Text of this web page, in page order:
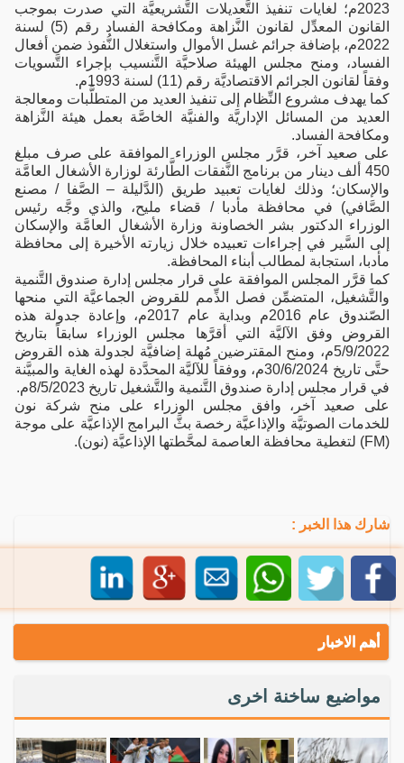
2023م؛ لغايات تنفيذ التَّعديلات التَّشريعيَّة التي صدرت بموجب
القانون المعدِّل لقانون النَّزاهة ومكافحة الفساد رقم (5) لسنة
2022م، بإضافة جرائم غسل الأموال واستغلال النُّفوذ ضمن أفعال
الفساد، ومنح مجلس الهيئة صلاحيَّة التَّنسيب بإجراء التَّسويات
وفقاً لقانون الجرائم الاقتصاديَّة رقم (11) لسنة 1993م.
كما يهدف مشروع النِّظام إلى تنفيذ العديد من المتطلَّبات ومعالجة
العديد من المسائل الإداريَّة والفنيَّة الخاصَّة بعمل هيئة النَّزاهة
ومكافحة الفساد.
على صعيد آخر، قرَّر مجلس الوزراء الموافقة على صرف مبلغ
450 ألف دينار من برنامج النَّفقات الطَّارئة لوزارة الأشغال العامَّة
والإسكان؛ وذلك لغايات تعبيد طريق (الدَّليلة – الصَّفا / مصنع
الصَّافي) في محافظة مأدبا / قضاء مليح، والذي وجَّه رئيس
الوزراء الدكتور بشر الخصاونة وزارة الأشغال العامَّة والإسكان
إلى السَّير في إجراءات تعبيده خلال زيارته الأخيرة إلى محافظة
مأدبا، استجابة لمطالب أبناء المحافظة.
كما قرَّر المجلس الموافقة على قرار مجلس إدارة صندوق التَّنمية
والتَّشغيل، المتضمِّن فصل الذِّمم للقروض الجماعيَّة التي منحها
الصّندوق عام 2016م وبداية عام 2017م، وإعادة جدولة هذه
القروض وفق الآليَّة التي أقرَّها مجلس الوزراء سابقاً بتاريخ
5/9/2022م، ومنح المقترضين مُهلة إضافيَّة لجدولة هذه القروض
حتَّى تاريخ 30/6/2024م، ووفقاً للآليَّة المحدَّدة لهذه الغاية والمبيَّنة
في قرار مجلس إدارة صندوق التَّنمية والتَّشغيل تاريخ 8/5/2023م.
على صعيد آخر، وافق مجلس الوزراء على منح شركة نون
للخدمات الصوتيَّة والإذاعيَّة رخصة بثَّ البرامج الإذاعيَّة على موجة
(FM) لتغطية محافظة العاصمة لمحَّطتها الإذاعيَّة (نون).
شارك هذا الخبر :
أهم الاخبار
مواضيع ساخنة اخرى